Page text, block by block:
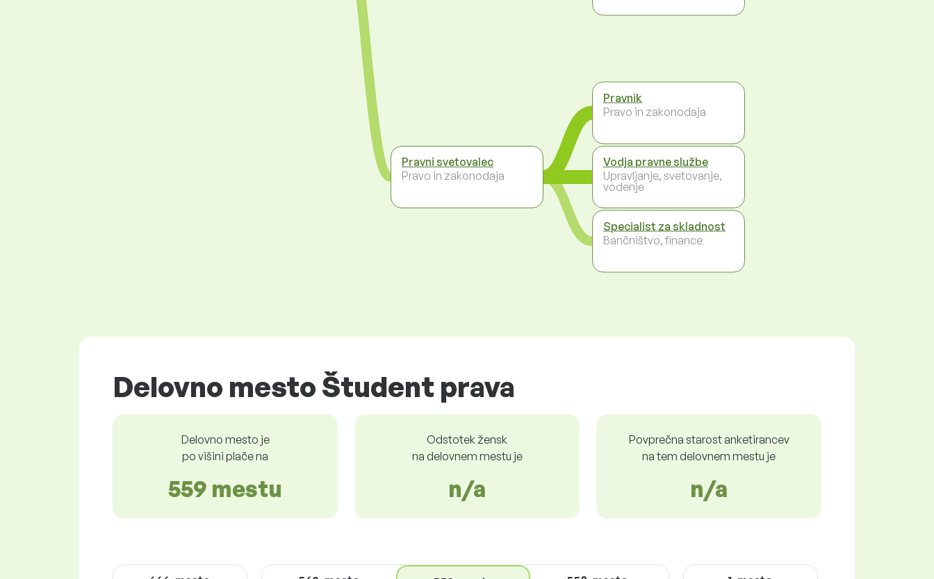
Pravni svetovalec
Pravo in zakonodaja
Pravnik
Pravo in zakonodaja
Vodja pravne službe
Upravljanje, svetovanje,
vodenje
Specialist za skladnost
Bančništvo, finance
Delovno mesto Študent prava
Delovno mesto je
po višini plače na
559 mestu
Odstotek žensk
na delovnem mestu je
n/a
Povprečna starost anketirancev
na tem delovnem mestu je
n/a